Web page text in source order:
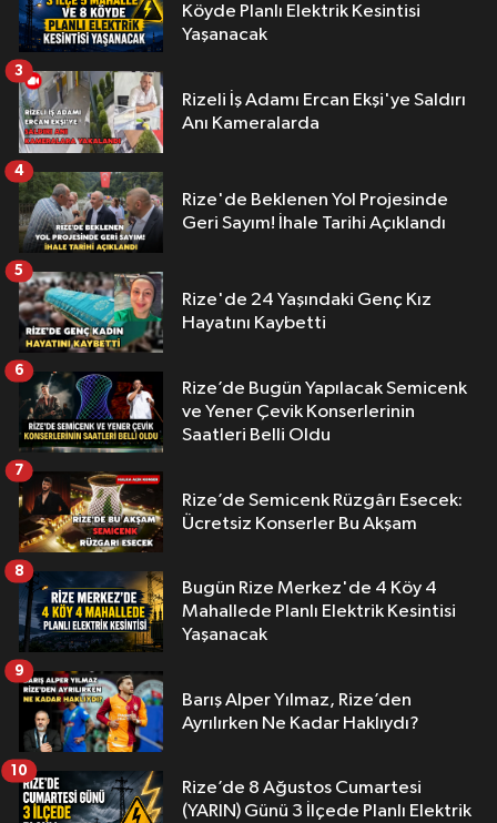
Köyde Planlı Elektrik Kesintisi
Yaşanacak
Rizeli İş Adamı Ercan Ekşi'ye Saldırı
Anı Kameralarda
3
Rize'de Beklenen Yol Projesinde
Geri Sayım! İhale Tarihi Açıklandı
4
Rize'de 24 Yaşındaki Genç Kız
Hayatını Kaybetti
5
Rize’de Bugün Yapılacak Semicenk
ve Yener Çevik Konserlerinin
Saatleri Belli Oldu
6
Rize’de Semicenk Rüzgârı Esecek:
Ücretsiz Konserler Bu Akşam
7
Bugün Rize Merkez'de 4 Köy 4
Mahallede Planlı Elektrik Kesintisi
Yaşanacak
8
Barış Alper Yılmaz, Rize’den
Ayrılırken Ne Kadar Haklıydı?
9
Rize’de 8 Ağustos Cumartesi
(YARIN) Günü 3 İlçede Planlı Elektrik
10